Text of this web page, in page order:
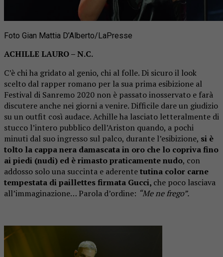
Foto Gian Mattia D’Alberto/LaPresse
ACHILLE LAURO – N.C.
C’è chi ha gridato al genio, chi al folle. Di sicuro il look
scelto dal rapper romano per la sua prima esibizione al
Festival di Sanremo 2020 non è passato inosservato e farà
discutere anche nei giorni a venire. Difficile dare un giudizio
su un outfit così audace. Achille ha lasciato letteralmente di
stucco l’intero pubblico dell’Ariston quando, a pochi
minuti dal suo ingresso sul palco, durante l’esibizione, si è
tolto la cappa nera damascata in oro che lo copriva fino
ai piedi (nudi) ed è rimasto praticamente nudo, con
addosso solo una succinta e aderentetutina color carne
tempestata di paillettes firmata Gucci, che poco lasciava
all’immaginazione… Parola d’ordine: “Me ne frego”.